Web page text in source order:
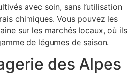
avec soin, sans l’utilisation
chimiques. Vous pouvez les
sur les marchés locaux, où ils
de légumes de saison.
des Alpes